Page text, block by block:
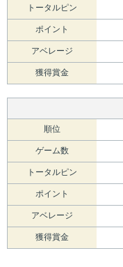
トータルピン
ポイント
アベレージ
獲得賞金
順位
ゲーム数
トータルピン
ポイント
アベレージ
獲得賞金